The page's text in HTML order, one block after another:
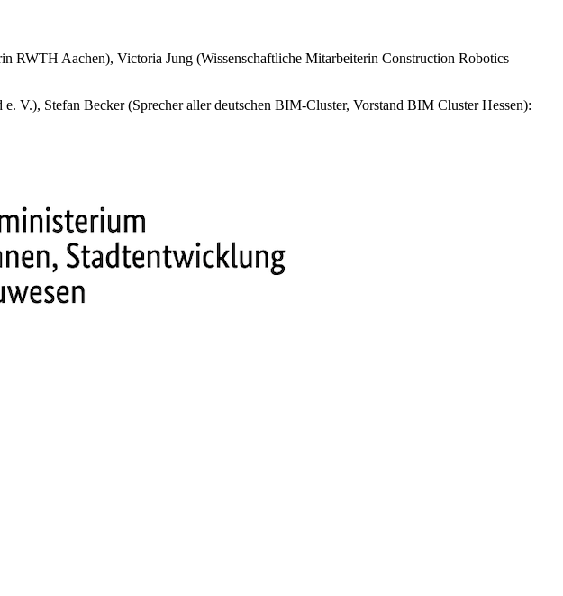
RWTH Aachen), Victoria Jung (Wissenschaftliche Mitarbeiterin Construction Robotics
V.), Stefan Becker (Sprecher aller deutschen BIM-Cluster, Vorstand BIM Cluster Hessen):